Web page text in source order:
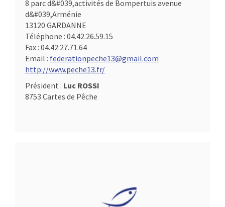
8 parc d&#039,activités de Bompertuis avenue
d&#039,Arménie
13120 GARDANNE
Téléphone : 04.42.26.59.15
Fax : 04.42.27.71.64
Email : federationpeche13@gmail.com
http://www.peche13.fr/
Président : Luc ROSSI
8753 Cartes de Pêche